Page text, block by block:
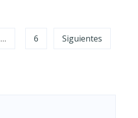
… 6 Siguientes